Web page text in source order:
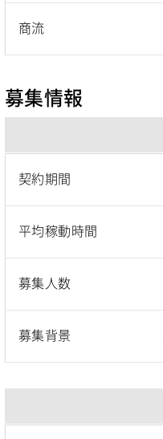
商流
募集情報
契約期間
平均稼動時間
募集人数
募集背景